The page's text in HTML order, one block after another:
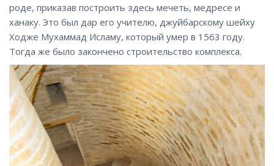
роде, приказав построить здесь мечеть, медресе и
ханаку. Это был дар его учителю, джуйбарскому шейху
Ходже Мухаммад Исламу, который умер в 1563 году.
Тогда же было закончено строительство комплекса.